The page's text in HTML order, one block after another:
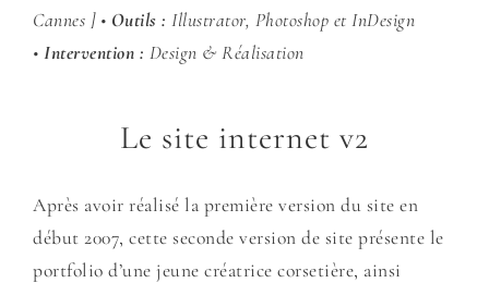
Cannes ] • Outils : Illustrator, Photoshop et InDesign
• Intervention : Design & Réalisation
Le site internet v2
Après avoir réalisé la première version du site en
début 2007, cette seconde version de site présente le
portfolio d’une jeune créatrice corsetière, ainsi